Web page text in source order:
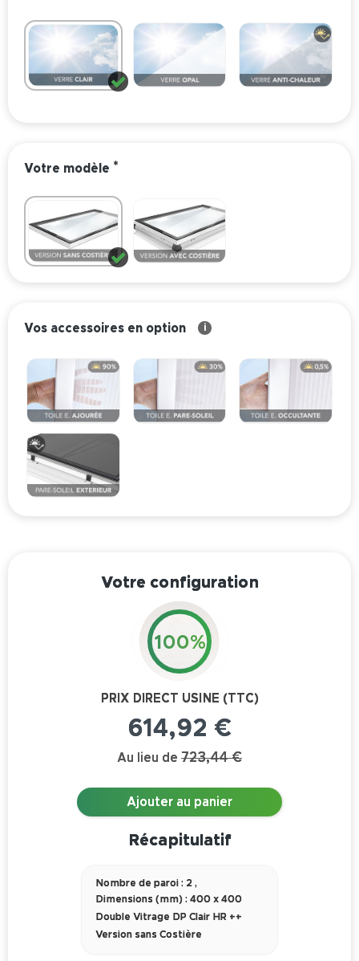
Votre modèle *
Vos accessoires en option i
Votre configuration
100%
PRIX DIRECT USINE (TTC)
614,92 €
Au lieu de 723,44 €
Ajouter au panier
Récapitulatif
Nombre de paroi : 2 ,
Dimensions (mm) : 400 x 400
Double Vitrage DP Clair HR ++
Version sans Costière